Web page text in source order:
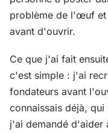
problème de l'œuf et
avant d'ouvrir.
Ce que j'ai fait
c'est simple : j'ai
fondateurs avant
connaissais déjà,
j'ai demandé d'aider